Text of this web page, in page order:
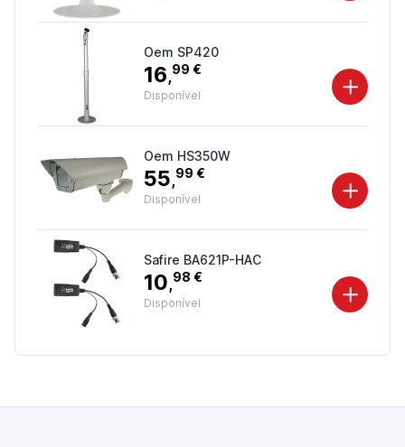
Oem SP420
16,99 €
Disponível
Oem HS350W
55,99 €
Disponível
Safire BA621P-HAC
10,98 €
Disponível